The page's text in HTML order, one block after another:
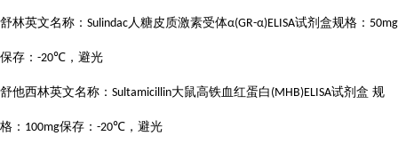
舒林英文名称： Sulindac人糖皮质激素受体α(GR-α)ELISA试剂盒规格： 50mg
保存： -20℃ ，避光
舒他西林英文名称： Sultamicillin大鼠高铁血红蛋白 (MHB)ELISA试剂盒 规
格： 100mg保存： -20℃ ，避光